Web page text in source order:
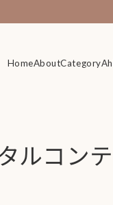
HomeAboutCategory
HomeAboutCategory
ルコン